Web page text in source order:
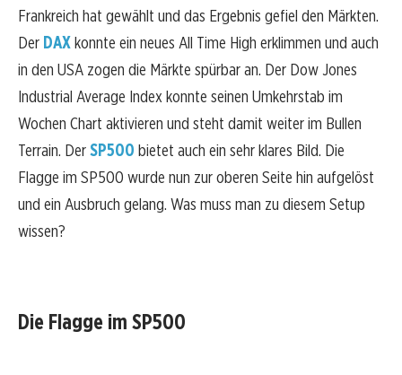
Frankreich hat gewählt und das Ergebnis gefiel den Märkten.
Der DAXkonnte ein neues All Time High erklimmen und auch
in den USA zogen die Märkte spürbar an. Der Dow Jones
Industrial Average Index konnte seinen Umkehrstab im
Wochen Chart aktivieren und steht damit weiter im Bullen
Terrain. DerSP500 bietet auch ein sehr klares Bild. Die
Flagge im SP500 wurde nun zur oberen Seite hin aufgelöst
und ein Ausbruch gelang. Was muss man zu diesem Setup
wissen?
Die Flagge im SP500